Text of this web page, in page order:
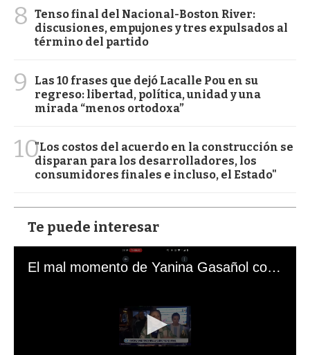
8 Tenso final del Nacional-Boston River:
discusiones, empujones y tres expulsados al
término del partido
9
Las 10 frases que dejó Lacalle Pou en su
regreso: libertad, política, unidad y una
mirada “menos ortodoxa”
10"Los costos del acuerdo en la construcción se
disparan para los desarrolladores, los
consumidores finales e incluso, el Estado"
Te puede interesar
El mal momento de Yanina Gasañol con un hincha argentino en "Subrayado"